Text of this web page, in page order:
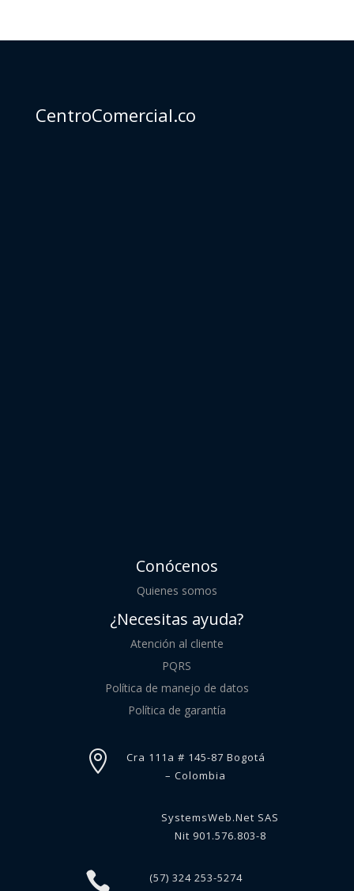
CentroComercial.co
Conócenos
Quienes somos
¿Necesitas ayuda?
Atención al cliente
PQRS
Política de manejo de datos
Política de garantía

Cra 111a # 145-87 Bogotá
– Colombia
SystemsWeb.Net SAS
Nit 901.576.803-8
 (57) 324 253-5274